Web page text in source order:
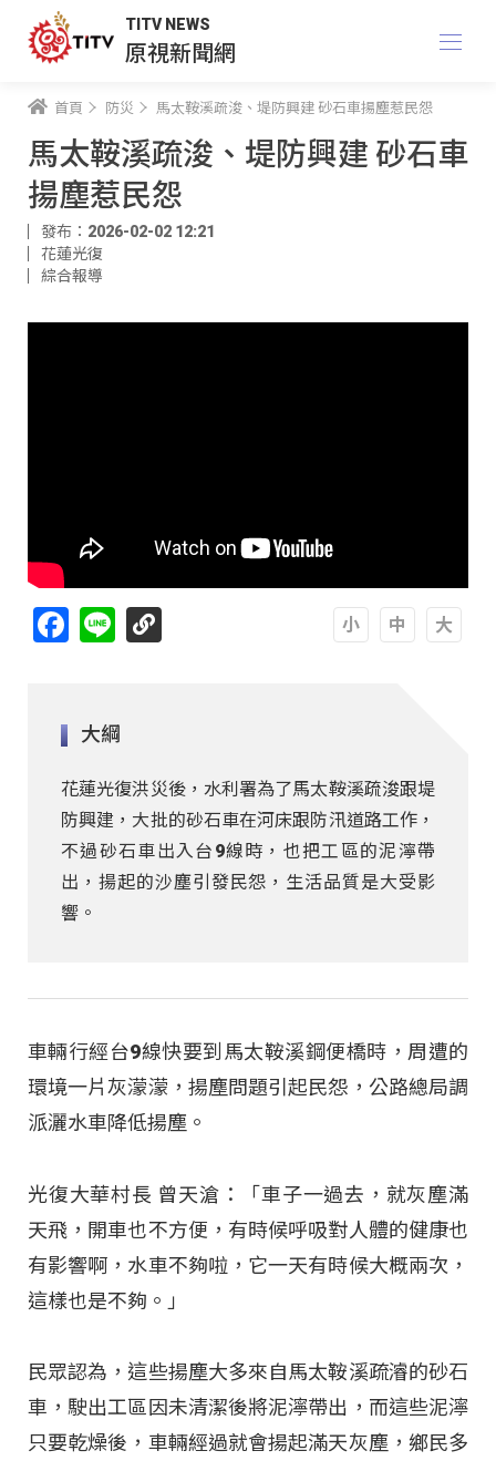
TITV NEWS
原視新聞網
首頁 防災 馬太鞍溪疏浚、堤防興建 砂石車揚塵惹民怨
馬太鞍溪疏浚、堤防興建 砂石車
揚塵惹民怨
發布：2026-02-02 12:21
花蓮光復
綜合報導
Facebook
Line
大綱
花蓮光復洪災後，水利署為了馬太鞍溪疏浚跟堤
防興建，大批的砂石車在河床跟防汛道路工作，
不過砂石車出入台9線時，也把工區的泥濘帶
出，揚起的沙塵引發民怨，生活品質是大受影
響。
車輛行經台9線快要到馬太鞍溪鋼便橋時，周遭的
環境一片灰濛濛，揚塵問題引起民怨，公路總局調
派灑水車降低揚塵。
光復大華村長 曾天滄：「車子一過去，就灰塵滿
天飛，開車也不方便，有時候呼吸對人體的健康也
有影響啊，水車不夠啦，它一天有時候大概兩次，
這樣也是不夠。」
民眾認為，這些揚塵大多來自馬太鞍溪疏濬的砂石
車，駛出工區因未清潔後將泥濘帶出，而這些泥濘
只要乾燥後，車輛經過就會揚起滿天灰塵，鄉民多